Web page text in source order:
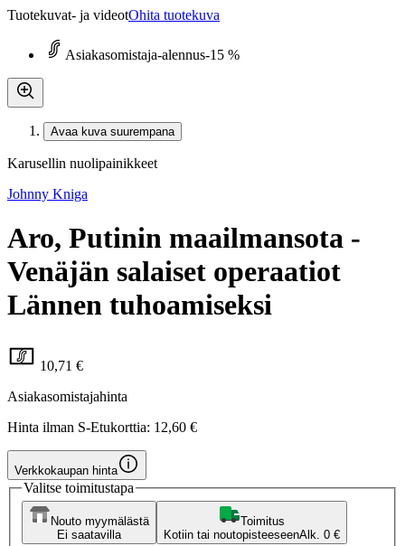
Tuotekuvat- ja videotOhita tuotekuva
Asiakasomistaja-alennus-15 %
Avaa kuva suurempana
Karusellin nuolipainikkeet
Johnny Kniga
Aro, Putinin maailmansota -
Venäjän salaiset operaatiot
Lännen tuhoamiseksi
10,71 €
Asiakasomistajahinta
Hinta ilman S-Etukorttia: 12,60 €
Verkkokaupan hinta
Valitse toimitustapa
Nouto myymälästä
Ei saatavilla
Toimitus
Kotiin tai noutopisteeseenAlk. 0 €